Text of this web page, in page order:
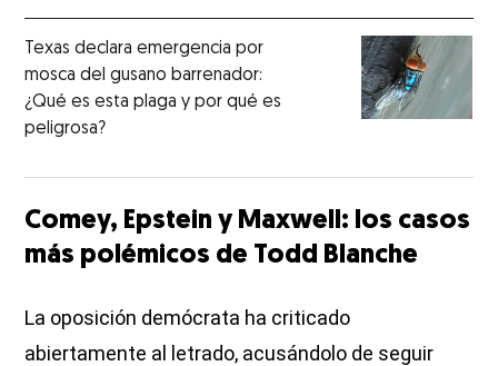
Texas declara emergencia por
mosca del gusano barrenador:
¿Qué es esta plaga y por qué es
peligrosa?
Comey, Epstein y Maxwell: los casos
más polémicos de Todd Blanche
La oposición demócrata ha criticado
abiertamente al letrado, acusándolo de seguir